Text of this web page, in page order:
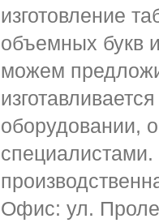
изготовление
объемных букв
можем
оборудовании,
Офис: ул.